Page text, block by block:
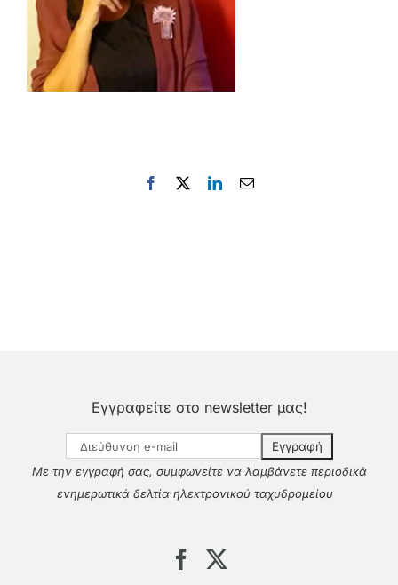
Ελληνικά
Facebook LinkedInEmail
Εγγραφείτε στο newsletter μας!
Με την εγγραφή σας, συμφωνείτε να λαμβάνετε περιοδικά
ενημερωτικά δελτία ηλεκτρονικού ταχυδρομείου